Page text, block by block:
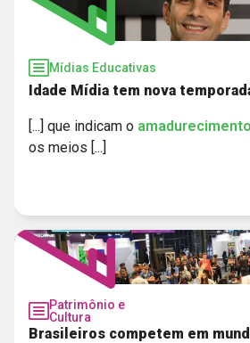
Mídias Educativas
Idade Mídia tem nova
[...] que indicam o amadurecimento
os meios [...]
Patrimônio e
Cultura
Brasileiros competem em